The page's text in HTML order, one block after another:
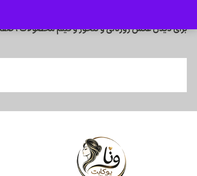
برای دیدن عکس ژورنالی و تنخور و فیلم محصولات ،